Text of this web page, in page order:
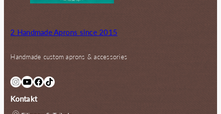
2 Handmade Aprons since 2015
Handmade custom aprons & accessories
InstagramYouTube Facebook TikTok
Kontakt